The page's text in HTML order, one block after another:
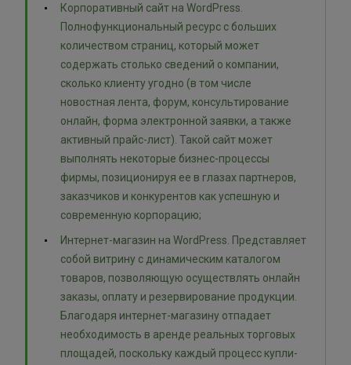
Корпоративный сайт на WordPress.
Полнофункциональный ресурс с больших
количеством страниц, который может
содержать столько сведений о компании,
сколько клиенту угодно (в том числе
новостная лента, форум, консультирование
онлайн, форма электронной заявки, а также
активный прайс-лист). Такой сайт может
выполнять некоторые бизнес-процессы
фирмы, позиционируя ее в глазах партнеров,
заказчиков и конкурентов как успешную и
современную корпорацию;
Интернет-магазин на WordPress. Представляет
собой витрину с динамическим каталогом
товаров, позволяющую осуществлять онлайн
заказы, оплату и резервирование продукции.
Благодаря интернет-магазину отпадает
необходимость в аренде реальных торговых
площадей, поскольку каждый процесс купли-